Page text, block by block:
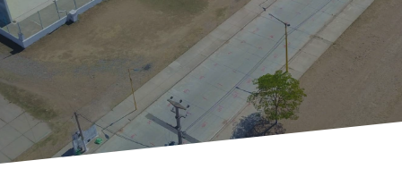
Explorar Deportes